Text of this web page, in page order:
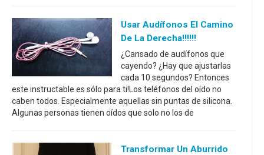
Usar Audífonos El Camino
De La Derecha!!!!!!
¿Cansado de audífonos que
cayendo? ¿Hay que ajustarlas
cada 10 segundos? Entonces
este instructable es sólo para ti!Los teléfonos del oído no
caben todos. Especialmente aquellas sin puntas de silicona.
Algunas personas tienen oídos que solo no los de
Transformar Un Aburrido